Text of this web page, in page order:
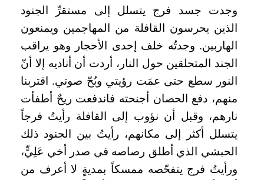
وجدت جسد فرج يتسلل إلى مستقرِّ الجنود
الذين يحرسون القافلة من المهاجمين ويمنعون
الهاربين. وجدتُه خلف إحدى الأحجار وهو يراقب
الجند المتحلقين حول النار، أردت أن أناديه إلا أنّ
النور سطع حتى عمَت رؤيتي وبُحّ صوتي. اقتربنا
منهم، دفع الحصان أجنحته فاندفعت ريحٌ أطفأت
نارهم، وقبل أن نؤوب إلى القافلة رأيتُ فرجاً
يتسلل أكثر إلى مكانهم، رأيتُ بين الجنود ذلك
الحبشي الذي أطلق رصاصه في صدر أخي عَلِيٍّ،
ورأيتُ فرج يتفحّصه ممسكاً بمديةٍ لا أعرف من